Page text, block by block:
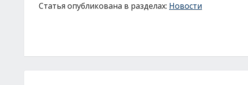
Статья опубликована в разделах: Новости